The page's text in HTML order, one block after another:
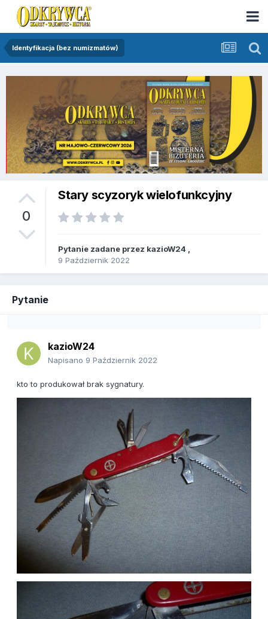
Identyfikacja (bez numizmatów)
0
Stary scyzoryk wielofunkcyjny
Pytanie zadane przez kazioW24
9 Październik 2022
Pytanie
kazioW24
Napisano 9 Październik 2022
kto to produkował brak sygnatury.